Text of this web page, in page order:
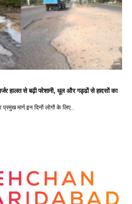
हालत से बढ़ी परेशानी, धूल और गड्ढों से हादसों का
मार्ग इन दिनों लोगों के लिए...